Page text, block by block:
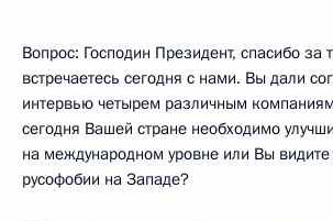
Вопрос: Господин Президент, спасибо за
встречаетесь сегодня с нами. Вы дали
интервью четырем различным
сегодня Вашей стране необходимо
на международном уровне или Вы
русофобии на Западе?